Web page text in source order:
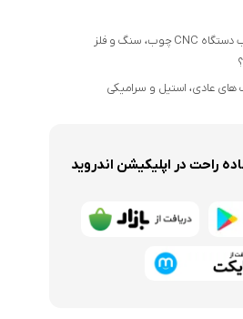
بلبرینگ مناسب دستگاه CNC چوب، سنگ و فلز
های عادی، استیل و سرامیکی
راحت در اپلیکیشن اندروید